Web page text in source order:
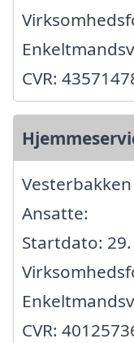
CVR:
Ansatte:
Startdato:
CVR: